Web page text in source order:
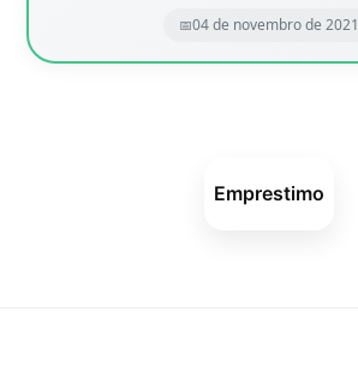
04 de novembro de 2021
Emprestimo